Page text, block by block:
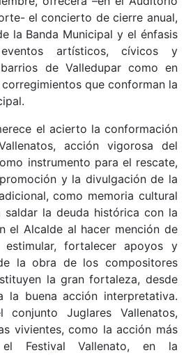
el concierto de cierre anual,
la Banda Municipal y el énfasis
artísticos, cívicos y
de Valledupar como en
que conforman la
el acierto la conformación
acción vigorosa del
instrumento para el rescate,
y la divulgación de la
como memoria cultural
la deuda histórica con la
el Alcalde al hacer mención de
fortalecer apoyos y
la obra de los compositores
la gran fortaleza, desde
la buena acción interpretativa.
Juglares Vallenatos,
vivientes, como la acción más
Festival Vallenato, en la